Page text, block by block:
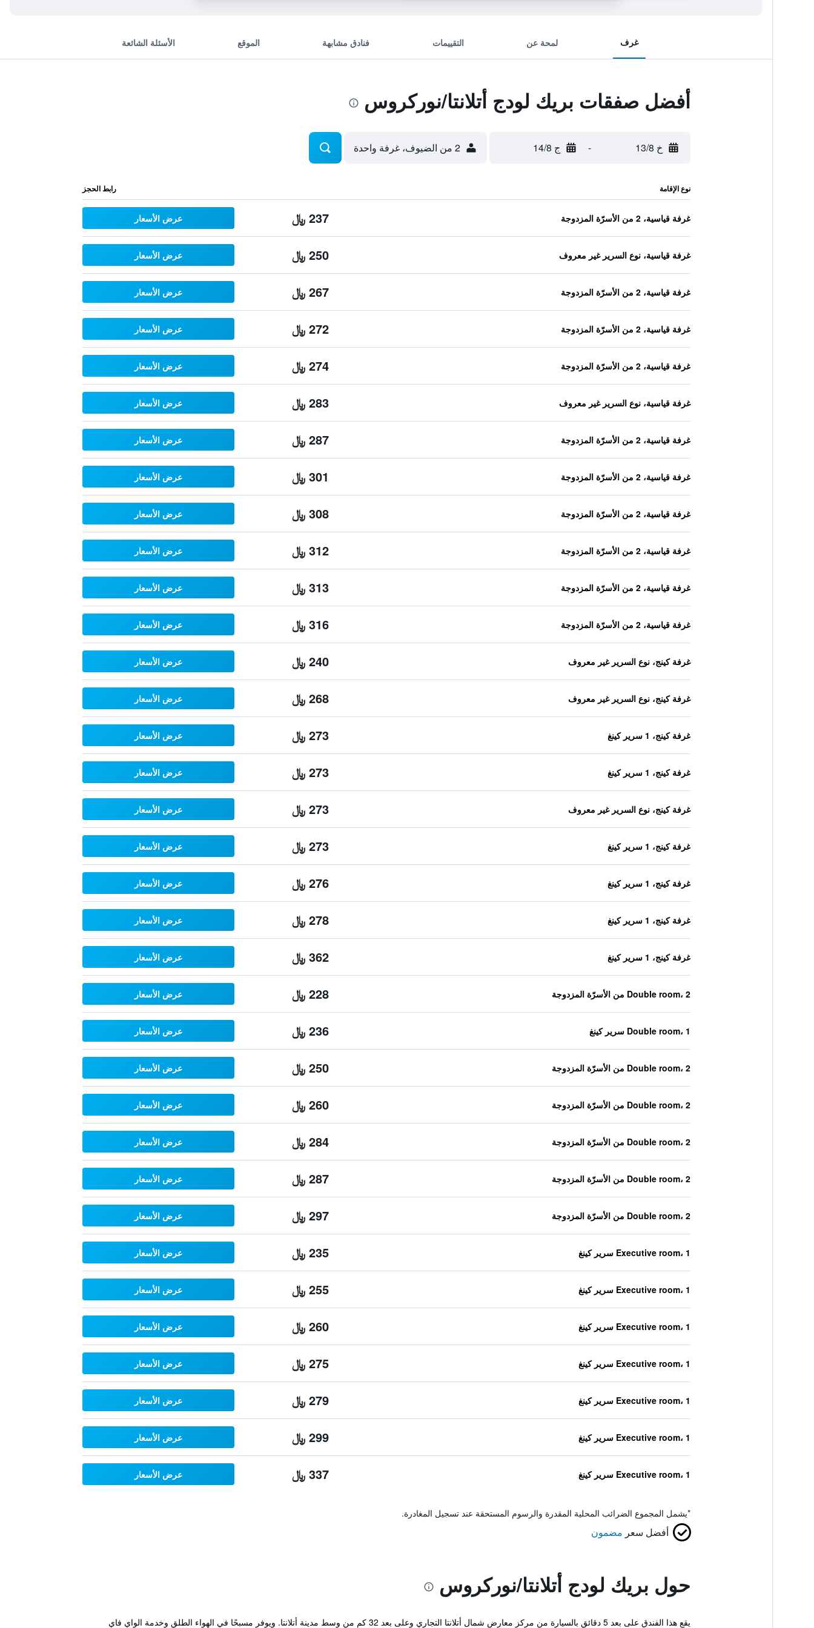
غرف لمحة عن التقييمات فنادق مشابهة الموقع الأسئلة الشائعة
أفضل صفقات بريك لودج أتلانتا/نوركروس
خ 13/8 - ج 14/8 2 من الضيوف، غرفة واحدة
نوع الإقامة رابط الحجز
غرفة قياسية، 2 من الأسرّة المزدوجة 237 ﷼ عرض الأسعار
غرفة قياسية، نوع السرير غير معروف 250 ﷼ عرض الأسعار
غرفة قياسية، 2 من الأسرّة المزدوجة 267 ﷼ عرض الأسعار
غرفة قياسية، 2 من الأسرّة المزدوجة 272 ﷼ عرض الأسعار
غرفة قياسية، 2 من الأسرّة المزدوجة 274 ﷼ عرض الأسعار
غرفة قياسية، نوع السرير غير معروف 283 ﷼ عرض الأسعار
غرفة قياسية، 2 من الأسرّة المزدوجة 287 ﷼ عرض الأسعار
غرفة قياسية، 2 من الأسرّة المزدوجة 301 ﷼ عرض الأسعار
غرفة قياسية، 2 من الأسرّة المزدوجة 308 ﷼ عرض الأسعار
غرفة قياسية، 2 من الأسرّة المزدوجة 312 ﷼ عرض الأسعار
غرفة قياسية، 2 من الأسرّة المزدوجة 313 ﷼ عرض الأسعار
غرفة قياسية، 2 من الأسرّة المزدوجة 316 ﷼ عرض الأسعار
غرفة كينج، نوع السرير غير معروف 240 ﷼ عرض الأسعار
غرفة كينج، نوع السرير غير معروف 268 ﷼ عرض الأسعار
غرفة كينج، 1 سرير كينغ 273 ﷼ عرض الأسعار
غرفة كينج، 1 سرير كينغ 273 ﷼ عرض الأسعار
غرفة كينج، نوع السرير غير معروف 273 ﷼ عرض الأسعار
غرفة كينج، 1 سرير كينغ 273 ﷼ عرض الأسعار
غرفة كينج، 1 سرير كينغ 276 ﷼ عرض الأسعار
غرفة كينج، 1 سرير كينغ 278 ﷼ عرض الأسعار
غرفة كينج، 1 سرير كينغ 362 ﷼ عرض الأسعار
Double room، 2 من الأسرّة المزدوجة 228 ﷼ عرض الأسعار
Double room، 1 سرير كينغ 236 ﷼ عرض الأسعار
Double room، 2 من الأسرّة المزدوجة 250 ﷼ عرض الأسعار
Double room، 2 من الأسرّة المزدوجة 260 ﷼ عرض الأسعار
Double room، 2 من الأسرّة المزدوجة 284 ﷼ عرض الأسعار
Double room، 2 من الأسرّة المزدوجة 287 ﷼ عرض الأسعار
Double room، 2 من الأسرّة المزدوجة 297 ﷼ عرض الأسعار
Executive room، 1 سرير كينغ 235 ﷼ عرض الأسعار
Executive room، 1 سرير كينغ 255 ﷼ عرض الأسعار
Executive room، 1 سرير كينغ 260 ﷼ عرض الأسعار
Executive room، 1 سرير كينغ 275 ﷼ عرض الأسعار
Executive room، 1 سرير كينغ 279 ﷼ عرض الأسعار
Executive room، 1 سرير كينغ 299 ﷼ عرض الأسعار
Executive room، 1 سرير كينغ 337 ﷼ عرض الأسعار
*يشمل المجموع الضرائب المحلية المقدرة والرسوم المستحقة عند تسجيل المغادرة.
أفضل سعر مضمون
حول بريك لودج أتلانتا/نوركروس
يقع هذا الفندق على بعد 5 دقائق بالسيارة من مركز معارض شمال أتلانتا التجاري وعلى بعد 32 كم من وسط مدينة أتلانتا. ويوفر مسبحًا في الهواء الطلق وخدمة الواي فاي